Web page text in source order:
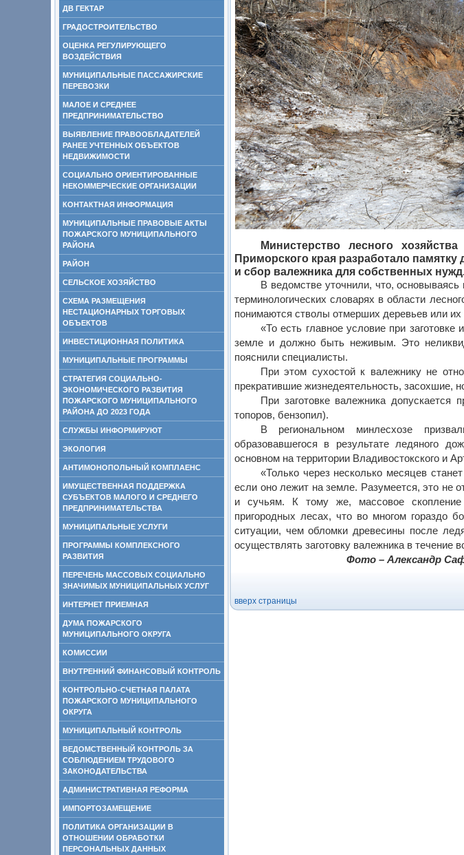
ДВ ГЕКТАР
ГРАДОСТРОИТЕЛЬСТВО
ОЦЕНКА РЕГУЛИРУЮЩЕГО
ВОЗДЕЙСТВИЯ
МУНИЦИПАЛЬНЫЕ ПАССАЖИРСКИЕ
ПЕРЕВОЗКИ
МАЛОЕ И СРЕДНЕЕ
ПРЕДПРИНИМАТЕЛЬСТВО
ВЫЯВЛЕНИЕ ПРАВООБЛАДАТЕЛЕЙ
РАНЕЕ УЧТЕННЫХ ОБЪЕКТОВ
НЕДВИЖИМОСТИ
СОЦИАЛЬНО ОРИЕНТИРОВАННЫЕ
НЕКОММЕРЧЕСКИЕ ОРГАНИЗАЦИИ
КОНТАКТНАЯ ИНФОРМАЦИЯ
МУНИЦИПАЛЬНЫЕ ПРАВОВЫЕ АКТЫ
ПОЖАРСКОГО МУНИЦИПАЛЬНОГО
РАЙОНА
РАЙОН
СЕЛЬСКОЕ ХОЗЯЙСТВО
СХЕМА РАЗМЕЩЕНИЯ
НЕСТАЦИОНАРНЫХ ТОРГОВЫХ
ОБЪЕКТОВ
ИНВЕСТИЦИОННАЯ ПОЛИТИКА
МУНИЦИПАЛЬНЫЕ ПРОГРАММЫ
СТРАТЕГИЯ СОЦИАЛЬНО-
ЭКОНОМИЧЕСКОГО РАЗВИТИЯ
ПОЖАРСКОГО МУНИЦИПАЛЬНОГО
РАЙОНА ДО 2023 ГОДА
СЛУЖБЫ ИНФОРМИРУЮТ
ЭКОЛОГИЯ
АНТИМОНОПОЛЬНЫЙ КОМПЛАЕНС
ИМУЩЕСТВЕННАЯ ПОДДЕРЖКА
СУБЪЕКТОВ МАЛОГО И СРЕДНЕГО
ПРЕДПРИНИМАТЕЛЬСТВА
МУНИЦИПАЛЬНЫЕ УСЛУГИ
ПРОГРАММЫ КОМПЛЕКСНОГО
РАЗВИТИЯ
ПЕРЕЧЕНЬ МАССОВЫХ СОЦИАЛЬНО
ЗНАЧИМЫХ МУНИЦИПАЛЬНЫХ УСЛУГ
ИНТЕРНЕТ ПРИЕМНАЯ
ДУМА ПОЖАРСКОГО
МУНИЦИПАЛЬНОГО ОКРУГА
КОМИССИИ
ВНУТРЕННИЙ ФИНАНСОВЫЙ КОНТРОЛЬ
КОНТРОЛЬНО-СЧЕТНАЯ ПАЛАТА
ПОЖАРСКОГО МУНИЦИПАЛЬНОГО
ОКРУГА
МУНИЦИПАЛЬНЫЙ КОНТРОЛЬ
ВЕДОМСТВЕННЫЙ КОНТРОЛЬ ЗА
СОБЛЮДЕНИЕМ ТРУДОВОГО
ЗАКОНОДАТЕЛЬСТВА
АДМИНИСТРАТИВНАЯ РЕФОРМА
ИМПОРТОЗАМЕЩЕНИЕ
ПОЛИТИКА ОРГАНИЗАЦИИ В
ОТНОШЕНИИ ОБРАБОТКИ
ПЕРСОНАЛЬНЫХ ДАННЫХ
Министерство лесного
Приморского края разработало
и сбор валежника для собственных
В ведомстве уточнили, что,
терминологических словарях в области
понимаются стволы отмерших деревьев или
«То есть главное условие при
земле и должно быть неживым. Это
пояснили специалисты.
При этом сухостой к валежнику не
прекратившие жизнедеятельность, засохшие,
При заготовке валежника допускается
топоров, бензопил).
В региональном минлесхозе
образовавшегося в результате ледяного
основном на территории Владивостокского и
«Только через несколько месяцев
если оно лежит на земле. Разумеется, это не
и сучьям. К тому же, массовое
пригородных лесах, что во многом гораздо
ситуации, чем обломки древесины после
осуществлять заготовку валежника в течение
Фото – Александр
вверх страницы